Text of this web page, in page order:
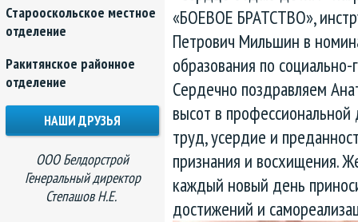
«БОЕВОЕ БРАТСТВО»,
Петрович Мильшин в
образования по
Сердечно поздравляем
высот в
труд, усердие и
признания и восхищения.
каждый новый день
достижений и
Старооскольское местное
отделение
Ракитянское районное
отделение
НАШИ ДРУЗЬЯ
ООО Белдорстрой
Генеральный директор
Степашов Н.Е.